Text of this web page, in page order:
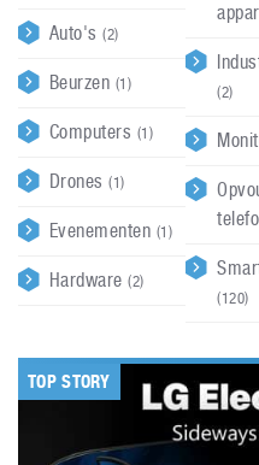
Auto's(2)
Beurzen (1)
Computers (1)
Drones(1)
Evenementen (1)
Hardware(2)
(2)
(120)
TOP STORY